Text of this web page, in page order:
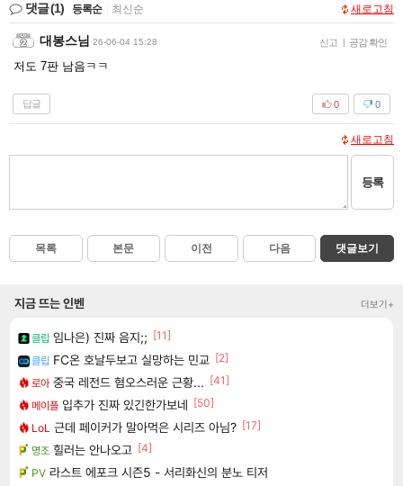
댓글(1) 등록순 최신순 새로고침
대봉스님 26-06-04 15:28 신고 | 공감 확인
저도 7판 남음ㅋㅋ
답글 0
0
새로고침
등록
목록 본문 이전 다음 댓글보기
지금 뜨는 인벤 더보기+
클립 임나은) 진짜 음지;; [11]
클립 FC온 호날두보고 실망하는 민교 [2]
로아 중국 레전드 혐오스러운 근황... [41]
메이플 입추가 진짜 있긴한가보네 [50]
LoL 근데 페이커가 말아먹은 시리즈 아님? [17]
명조 힐러는 안나오고 [4]
PV 라스트 에포크 시즌5 - 서리화신의 분노 티저